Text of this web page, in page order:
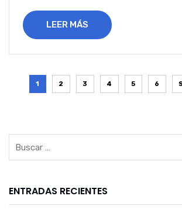
LEER MÁS
1 2 3 4 5 6
ENTRADAS RECIENTES